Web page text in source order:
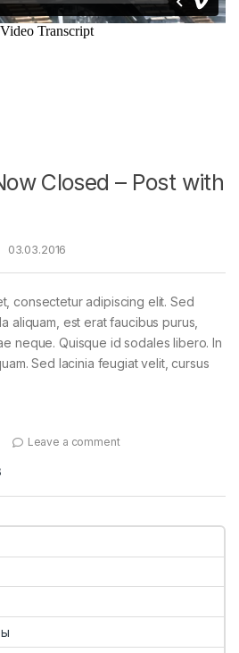
Closed – Post with
03.03.2016
consectetur adipiscing elit. Sed
aliquam, est erat faucibus purus,
neque. Quisque id sodales libero. In
Sed lacinia feugiat velit, cursus
Leave a comment